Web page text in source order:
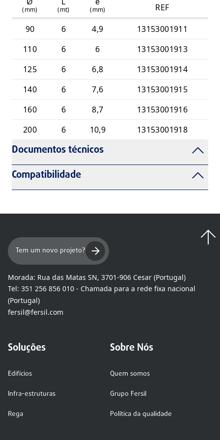
(mm) (mt) (mm)
REF
90
6 4,9
13153001911
110
6 6
13153001913
125
6 6,8
13153001914
140
6 7,6
13153001915
160
6 8,7
13153001916
200
6 10,9 13153001918
Documentos técnicos
Compatibilidade
Tem um novo projeto?
Morada: Rua das Matas SN, 3701-906 Cesar (Portugal)
Tel: 351 256 856 010 - Chamada para a rede fixa nacional
(Portugal)
fersil@fersil.com
Soluções
Edifícios
Infra-estruturas
Rega
Sobre Nós
Quem somos
Grupo Fersil
Política da qualidade